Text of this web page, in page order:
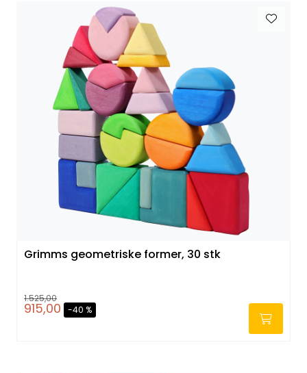
Grimms geometriske former, 30 stk
1.525,00
915,00 -40 %